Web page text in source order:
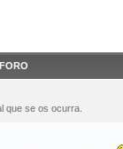
FORO
que se os ocurra.